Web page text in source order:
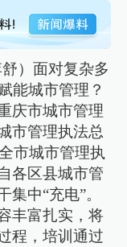
）面对复杂多
能城市管理？
庆市城市管理
市管理执法总
市城市管理执
各区县城市管
中“充电”。
丰富扎实，将
程，培训通过